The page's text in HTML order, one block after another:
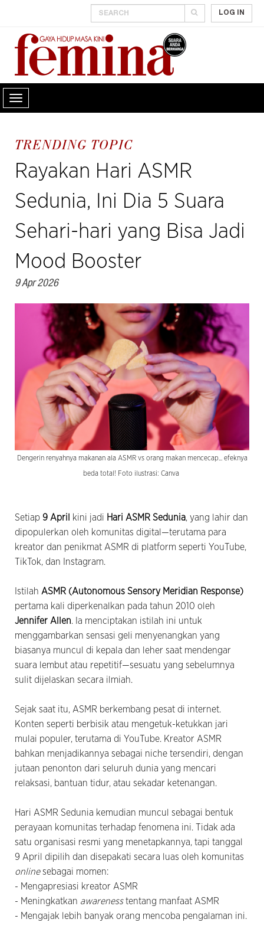
LOG IN
TRENDING TOPIC
Rayakan Hari ASMR
Sedunia, Ini Dia 5 Suara
Sehari-hari yang Bisa Jadi
Mood Booster
9 Apr 2026
Dengerin renyahnya makanan ala ASMR vs orang makan mencecap... efeknya
beda total! Foto ilustrasi: Canva
Setiap 9 April kini jadi Hari ASMR Sedunia, yang lahir dan
dipopulerkan oleh komunitas digital—terutama para
kreator dan penikmat ASMR di platform seperti YouTube,
TikTok, dan Instagram.
Istilah ASMR (Autonomous Sensory Meridian Response)
pertama kali diperkenalkan pada tahun 2010 oleh
Jennifer Allen. Ia menciptakan istilah ini untuk
menggambarkan sensasi geli menyenangkan yang
biasanya muncul di kepala dan leher saat mendengar
suara lembut atau repetitif—sesuatu yang sebelumnya
sulit dijelaskan secara ilmiah.
Sejak saat itu, ASMR berkembang pesat di internet.
Konten seperti berbisik atau mengetuk-ketukkan jari
mulai populer, terutama di YouTube. Kreator ASMR
bahkan menjadikannya sebagai niche tersendiri, dengan
jutaan penonton dari seluruh dunia yang mencari
relaksasi, bantuan tidur, atau sekadar ketenangan.
Hari ASMR Sedunia kemudian muncul sebagai bentuk
perayaan komunitas terhadap fenomena ini. Tidak ada
satu organisasi resmi yang menetapkannya, tapi tanggal
9 April dipilih dan disepakati secara luas oleh komunitas
onlinesebagai momen:
- Mengapresiasi kreator ASMR
- Meningkatkan awarenesstentang manfaat ASMR
- Mengajak lebih banyak orang mencoba pengalaman ini.